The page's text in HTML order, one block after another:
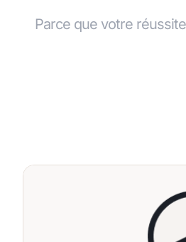
Parce que votre